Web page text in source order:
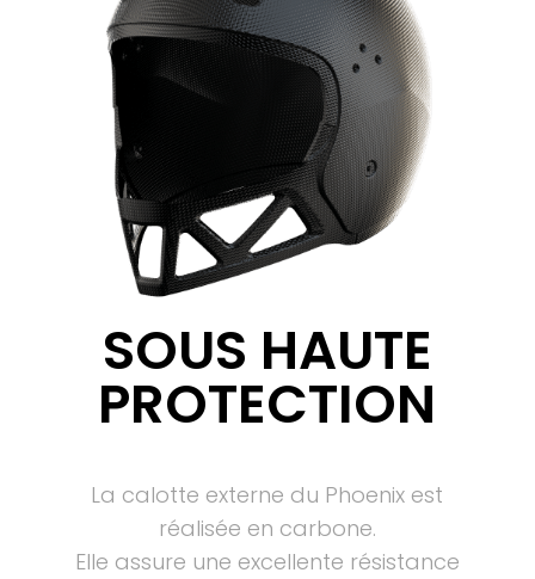
SOUS HAUTE
PROTECTION
La calotte externe du Phoenix est
réalisée en carbone.
Elle assure une excellente résistance